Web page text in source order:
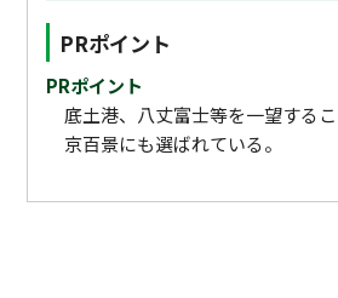
PRポイント
PRポイント
底土港、八丈富士等を一望する
京百景にも選ばれている。